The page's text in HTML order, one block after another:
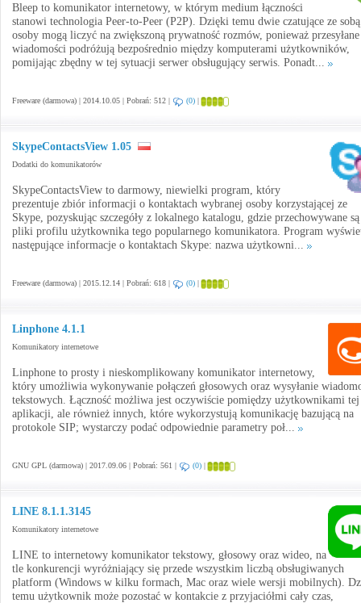
Bleep to komunikator internetowy, w którym medium łączności
stanowi technologia Peer-to-Peer (P2P). Dzięki temu dwie czatujące ze sobą
osoby mogą liczyć na zwiększoną prywatność rozmów, ponieważ przesyłane
wiadomości podróżują bezpośrednio między komputerami użytkowników,
pomijając zbędny w tej sytuacji serwer obsługujący serwis. Ponadt...
Freeware (darmowa) | 2014.10.05 | Pobrań: 512 | (0) |
SkypeContactsView 1.05
Dodatki do komunikatorów
SkypeContactsView to darmowy, niewielki program, który
prezentuje zbiór informacji o kontaktach wybranej osoby korzystającej ze
Skype, pozyskując szczegóły z lokalnego katalogu, gdzie przechowywane są
pliki profilu użytkownika tego popularnego komunikatora. Program
następujące informacje o kontaktach Skype: nazwa użytkowni...
Freeware (darmowa) | 2015.12.14 | Pobrań: 618 | (0) |
Linphone 4.1.1
Komunikatory internetowe
Linphone to prosty i nieskomplikowany komunikator internetowy,
który umożliwia wykonywanie połączeń głosowych oraz wysyłanie
tekstowych. Łączność możliwa jest oczywiście pomiędzy użytkownikami tej
aplikacji, ale również innych, które wykorzystują komunikację bazującą na
protokole SIP; wystarczy podać odpowiednie parametry poł...
GNU GPL (darmowa) | 2017.09.06 | Pobrań: 561 | (0) |
LINE 8.1.1.3145
Komunikatory internetowe
LINE to internetowy komunikator tekstowy, głosowy oraz wideo, na
tle konkurencji wyróżniający się przede wszystkim liczbą obsługiwanych
platform (Windows w kilku formach, Mac oraz wiele wersji mobilnych).
temu użytkownik może pozostać w kontakcie z przyjaciółmi cały czas,